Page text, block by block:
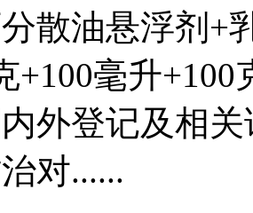
散油悬浮剂+
+100毫升
外登记及相
对......